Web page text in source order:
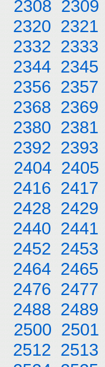
2308 2309
2320 2321
2332 2333
2344 2345
2356 2357
2368 2369
2380 2381
2392 2393
2404 2405
2416 2417
2428 2429
2440 2441
2452 2453
2464 2465
2476 2477
2488 2489
2500 2501
2512 2513